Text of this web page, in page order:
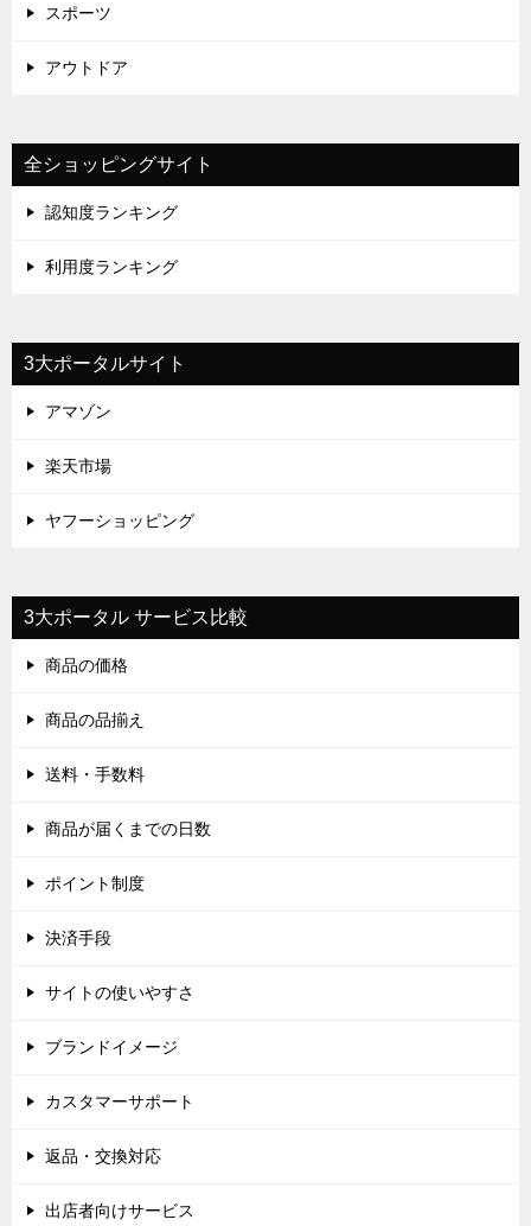
スポーツ
アウトドア
全ショッピングサイト
認知度ランキング
利用度ランキング
3大ポータルサイト
アマゾン
楽天市場
ヤフーショッピング
3大ポータル サービス比較
商品の価格
商品の品揃え
送料・手数料
商品が届くまでの日数
ポイント制度
決済手段
サイトの使いやすさ
ブランドイメージ
カスタマーサポート
返品・交換対応
出店者向けサービス